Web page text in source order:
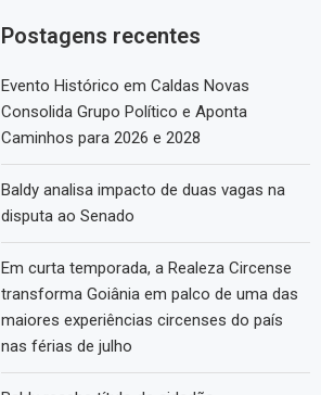
Postagens recentes
Evento Histórico em Caldas Novas
Consolida Grupo Político e Aponta
Caminhos para 2026 e 2028
Baldy analisa impacto de duas vagas na
disputa ao Senado
Em curta temporada, a Realeza Circense
transforma Goiânia em palco de uma das
maiores experiências circenses do país
nas férias de julho